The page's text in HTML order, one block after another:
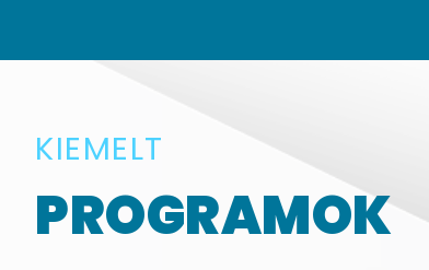
KIEMELT
PROGRAMOK